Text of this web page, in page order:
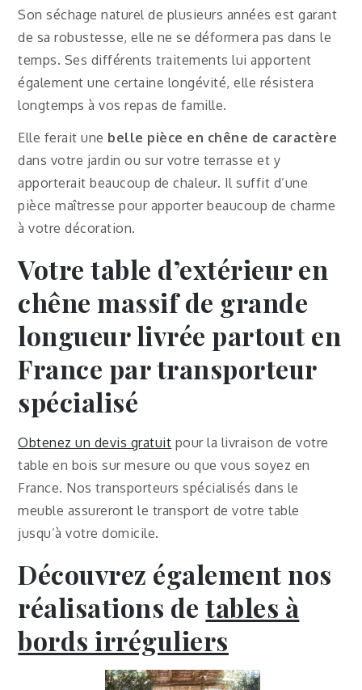
Son séchage naturel de plusieurs années est garant
de sa robustesse, elle ne se déformera pas dans le
temps. Ses différents traitements lui apportent
également une certaine longévité, elle résistera
longtemps à vos repas de famille.
Elle ferait une belle pièce en chêne de caractère
dans votre jardin ou sur votre terrasse et y
apporterait beaucoup de chaleur. Il suffit d’une
pièce maîtresse pour apporter beaucoup de charme
à votre décoration.
Votre table d’extérieur en
chêne massif de grande
longueur livrée partout en
France par transporteur
spécialisé
Obtenez un devis gratuit pour la livraison de votre
table en bois sur mesure ou que vous soyez en
France. Nos transporteurs spécialisés dans le
meuble assureront le transport de votre table
jusqu’à votre domicile.
Découvrez également nos
réalisations detables à
bords irréguliers